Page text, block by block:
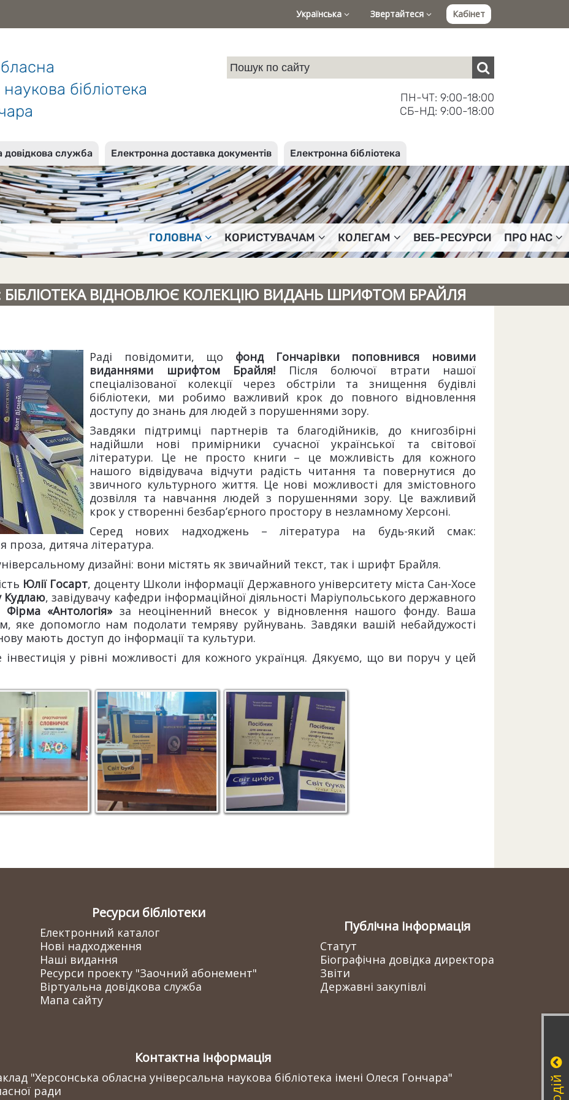
Українська Звертайтеся Кабінет
бібліотека
ПН-ЧТ: 9:00-18:00
СБ-НД: 9:00-18:00
довідкова служба Електронна доставка документів Електронна бібліотека
ГОЛОВНА КОРИСТУВАЧАМ КОЛЕГАМ ВЕБ-РЕСУРСИ ПРО НАС
БІБЛІОТЕКА ВІДНОВЛЮЄ КОЛЕКЦІЮ ВИДАНЬ ШРИФТОМ БРАЙЛЯ
Раді повідомити, що фонд Гончарівки поповнився новими
виданнями шрифтом Брайля! Після болючої втрати нашої
спеціалізованої колекції через обстріли та знищення будівлі
бібліотеки, ми робимо важливий крок до повного відновлення
доступу до знань для людей з порушеннями зору.
Завдяки підтримці партнерів та благодійників, до книгозбірні
надійшли нові примірники сучасної української та світової
літератури. Це не просто книги – це можливість для кожного
нашого відвідувача відчути радість читання та повернутися до
звичного культурного життя. Це нові можливості для змістовного
дозвілля та навчання людей з порушеннями зору. Це важливий
крок у створенні безбар’єрного простору в незламному Херсоні.
Серед нових надходжень – література на будь-який смак:
проза, дитяча література.
дизайні: вони містять як звичайний текст, так і шрифт Брайля.
Юлії Госарт, доценту Школи інформації Державного університету міста Сан-Хосе
Кудлаю, завідувачу кафедри інформаційної діяльності Маріупольського державного
«Антологія»за неоціненний внесок у відновлення нашого фонду. Ваша
яке допомогло нам подолати темряву руйнувань. Завдяки вашій небайдужості
мають доступ до інформації та культури.
у рівні можливості для кожного українця. Дякуємо, що ви поруч у цей
Ресурси бібліотеки
Електронний каталог
Нові надходження
Наші видання
Ресурси проекту "Заочний абонемент"
Віртуальна довідкова служба
Мапа сайту
Публічна інформація
Статут
Біографічна довідка директора
Звіти
Державні закупівлі
Контактна інформація
"Херсонська обласна універсальна наукова бібліотека імені Олеся Гончара"
ради